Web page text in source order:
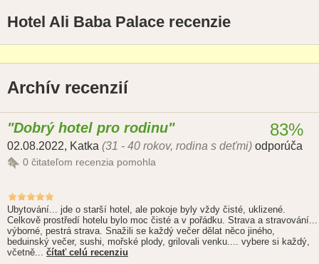
Hotel Ali Baba Palace recenzie
Archív recenzií
Dobrý hotel pro rodinu
02.08.2022, Katka (31 - 40 rokov, rodina s deťmi) odporúča
0 čitateľom recenzia pomohla
83%
Ubytování... jde o starší hotel, ale pokoje byly vždy čisté, uklizené.
Celkově prostředí hotelu bylo moc čisté a v pořádku. Strava a stravování...
výborné, pestrá strava. Snažili se každý večer dělat něco jiného,
beduinský večer, sushi, mořské plody, grilovali venku.... vybere si každý,
včetně... čítať celú recenziu